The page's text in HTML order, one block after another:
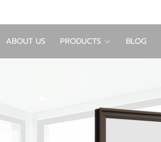
ABOUT US PRODUCTS BLOG